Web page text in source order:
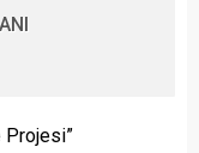
Projesi”